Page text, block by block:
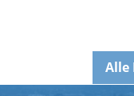
Alle